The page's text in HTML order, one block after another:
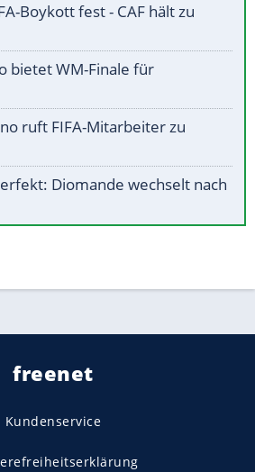
Boykott fest - CAF hält zu
bietet WM-Finale für
ruft FIFA-Mitarbeiter zu
Diomande wechselt nach
freenet
Kundenservice